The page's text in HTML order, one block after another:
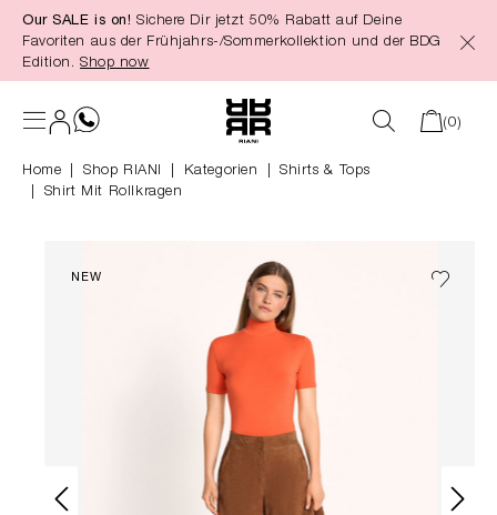
springen
Our SALE is on! Sichere Dir jetzt 50% Rabatt auf Deine
Favoriten aus der Frühjahrs-/Sommerkollektion und der BDG
Edition. Shop now
(0)
Home Shop RIANI Kategorien
Shirts & Tops
Shirt Mit Rollkragen
NEW